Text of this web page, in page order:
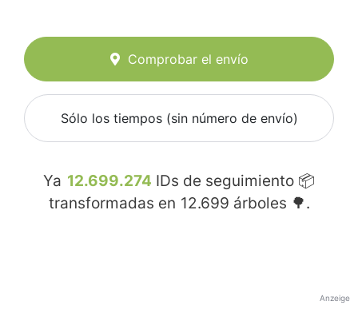
Comprobar el envío
Sólo los tiempos (sin número de envío)
Ya 12.699.274 IDs de seguimiento 📦
transformadas en 12.699 árboles 🌳.
Anzeige